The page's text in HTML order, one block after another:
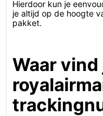
Hierdoor kun je
je altijd op de hoogte
pakket.
Waar